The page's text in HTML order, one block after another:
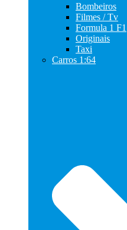
Bombeiros
Filmes / Tv
Formula 1 F1
Originais
Taxi
Carros 1:64